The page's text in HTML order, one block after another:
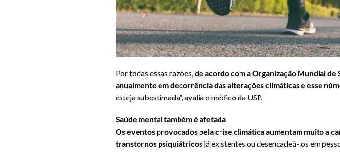
Por todas essas razões, de acordo com a Organização Mundial de
anualmente em decorrência das alterações climáticas e esse
esteja subestimada”, avalia o médico da USP.
Saúde mental também é afetada
Os eventos provocados pela crise climática aumentam muito a
transtornos psiquiátricos já existentes ou desencadeá-los em